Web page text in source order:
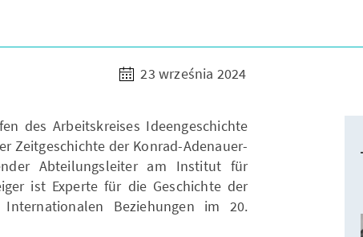
23 września 2024
des Arbeitskreises Ideengeschichte
Zeitgeschichte der Konrad-Adenauer-
Abteilungsleiter am Institut für
ist Experte für die Geschichte der
Beziehungen im 20.